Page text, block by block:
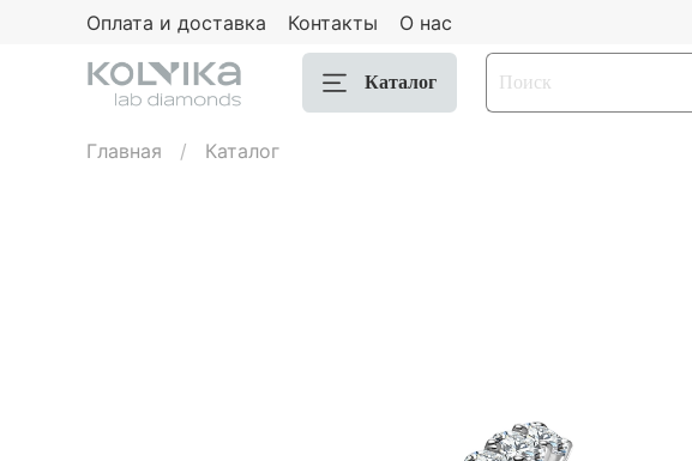
Оплата и доставка Контакты О нас
Каталог
Главная Каталог